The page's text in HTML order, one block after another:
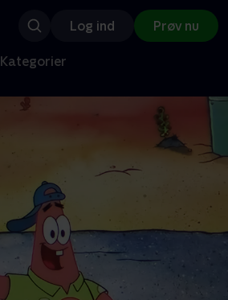
Log ind Prøv nu
Kategorier